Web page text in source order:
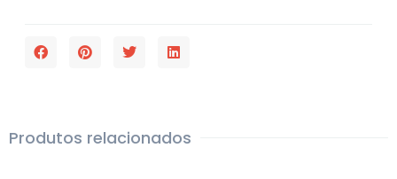
Produtos relacionados